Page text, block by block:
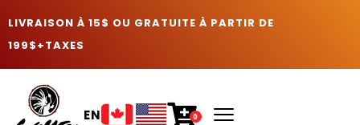
LIVRAISON À 15$ OU GRATUITE À PARTIR DE
199$+TAXES
EN 0